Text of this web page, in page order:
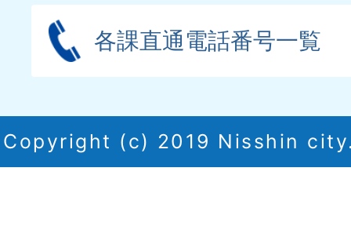
各課直通電話番号一覧
Copyright (c) 2019 Nisshin